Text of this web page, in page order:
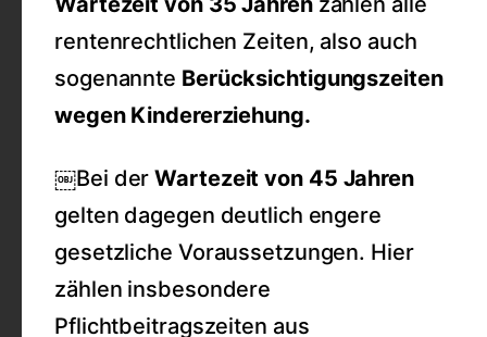
rentenrechtlichen Zeiten, also auch
sogenannte Berücksichtigungszeiten
wegen Kindererziehung.
￼Bei derWartezeit von 45 Jahren
gelten dagegen deutlich engere
gesetzliche Voraussetzungen. Hier
zählen insbesondere
Pflichtbeitragszeiten aus